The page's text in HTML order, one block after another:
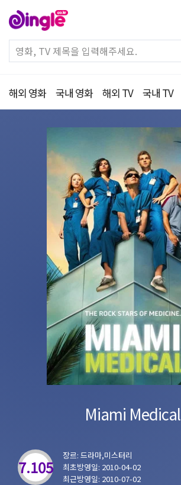
해외 영화 국내 영화 해외 TV 국내 TV
Miami Medical
7.105
장르: 드라마,미스터리
최초방영일: 2010-04-02
최근방영일: 2010-07-02